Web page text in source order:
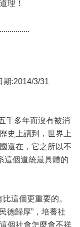
理！
:2014/3/31
千多年而沒有被消
史上讀到，世界上
還在，它之所以不
這個道統最具體的
這個更重要的。
德歸厚”，培養社
個社會怎麼會不祥